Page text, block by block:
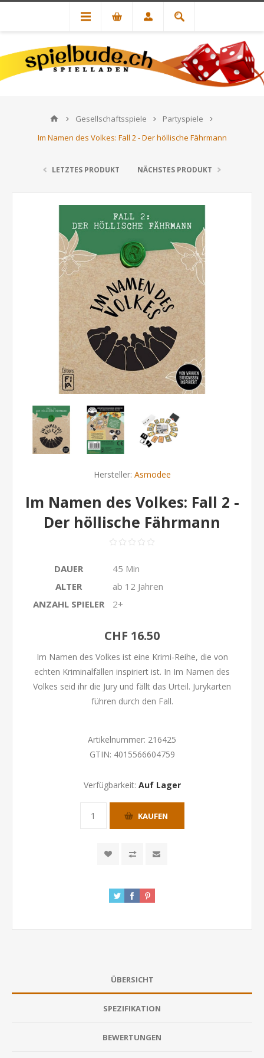
Gesellschaftsspiele
Partyspiele
Im Namen des Volkes: Fall 2 - Der höllische Fährmann
LETZTES PRODUKT NÄCHSTES PRODUKT
Hersteller: Asmodee
Im Namen des Volkes: Fall 2 -
Der höllische Fährmann
DAUER
45 Min
ALTER
ab 12 Jahren
ANZAHL SPIELER
2+
CHF 16.50
Im Namen des Volkes ist eine Krimi-Reihe, die von
echten Kriminalfällen inspiriert ist. In Im Namen des
Volkes seid ihr die Jury und fällt das Urteil. Jurykarten
führen durch den Fall.
Artikelnummer: 216425
GTIN: 4015566604759
Verfügbarkeit: Auf Lager
KAUFEN
ÜBERSICHT
SPEZIFIKATION
BEWERTUNGEN